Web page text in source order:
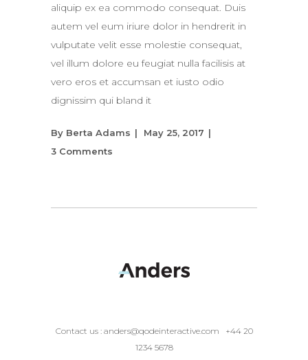
aliquip ex ea commodo consequat. Duis
autem vel eum iriure dolor in hendrerit in
vulputate velit esse molestie consequat,
vel illum dolore eu feugiat nulla facilisis at
vero eros et accumsan et iusto odio
dignissim qui bland it
By Berta Adams
May 25, 2017
3 Comments
Contact us : anders@qodeinteractive.com
+44 20
1234 5678